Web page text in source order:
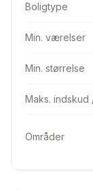
Lejligheden
mindre
åbningen af
Boligtype
Min. værelser
Min. størrelse
Maks. indskud
Områder